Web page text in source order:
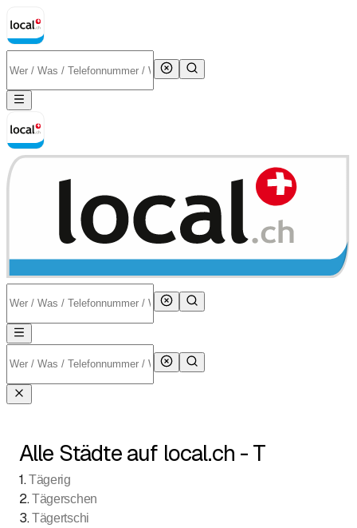
Alle Städte auf local.ch - T
1.Tägerig
2.Tägerschen
3.Tägertschi